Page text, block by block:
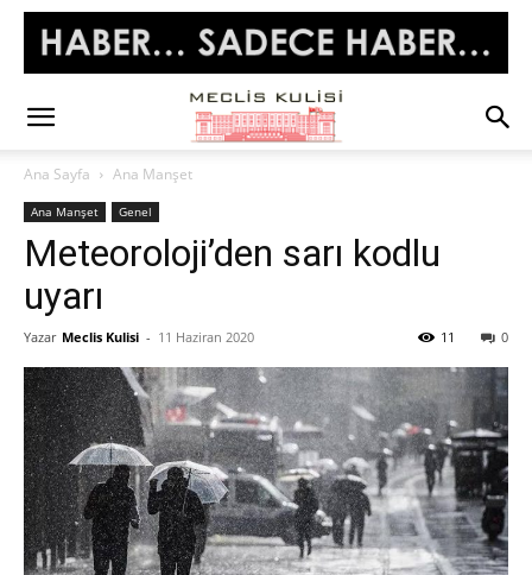
Ana Sayfa Ana Manşet
Ana Manşet Genel
Meteoroloji’den sarı kodlu
uyarı
Yazar Meclis Kulisi - 11 Haziran 2020 0
11